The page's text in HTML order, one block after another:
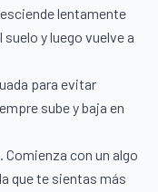
lentamente
y luego vuelve a
para evitar
sube y baja en
Comienza con un algo
que te sientas más